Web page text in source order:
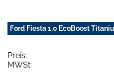
Ford Fiesta 1.0 EcoBoost
Preis:
MWSt: